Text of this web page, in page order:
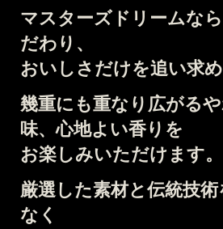
マスターズドリームな
だわり、
おいしさだけを追い求
幾重にも重なり広がる
味、心地よい香りを
お楽しみいただけます。
厳選した素材と伝統技術
なく